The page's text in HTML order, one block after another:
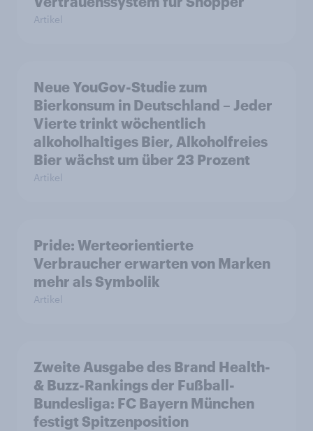
Artikel
Neue YouGov-Studie zum
Bierkonsum in Deutschland – Jeder
Vierte trinkt wöchentlich
alkoholhaltiges Bier, Alkoholfreies
Bier wächst um über 23 Prozent
Artikel
Pride: Werteorientierte
Verbraucher erwarten von Marken
mehr als Symbolik
Artikel
Zweite Ausgabe des Brand Health-
& Buzz-Rankings der Fußball-
Bundesliga: FC Bayern München
festigt Spitzenposition